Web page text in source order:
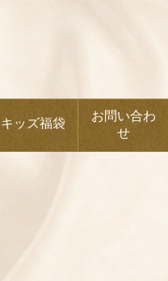
キッズ福袋
お問い合わ
せ